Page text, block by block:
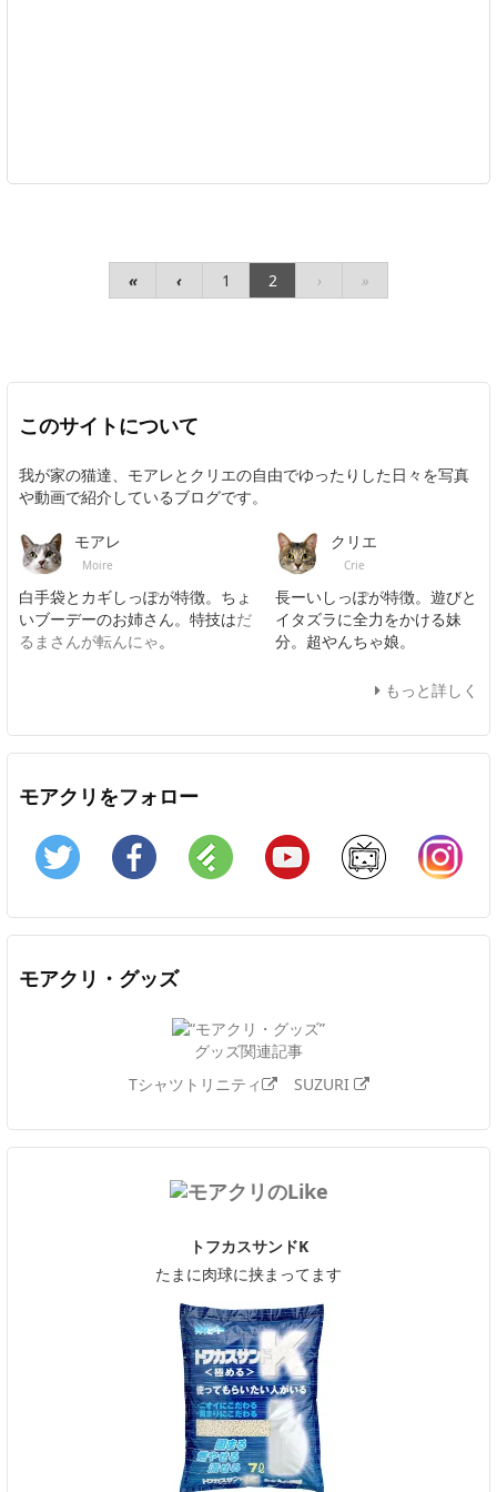
« ‹ 1 2 › »
このサイトについて
我が家の猫達、モアレとクリエの自由でゆったりした日々を写真
や動画で紹介しているブログです。
モアレ
Moire
白手袋とカギしっぽが特徴。ちょ
いブーデーのお姉さん。特技はだ
るまさんが転んにゃ。
クリエ
Crie
長ーいしっぽが特徴。遊びと
イタズラに全力をかける妹
分。超やんちゃ娘。
もっと詳しく
モアクリをフォロー
Twitter Facebook Feedly YouTube ニコニコ動画
モアクリ・グッズ
グッズ関連記事
Tシャツトリニティ
SUZURI
トフカスサンドK
たまに肉球に挟まってます